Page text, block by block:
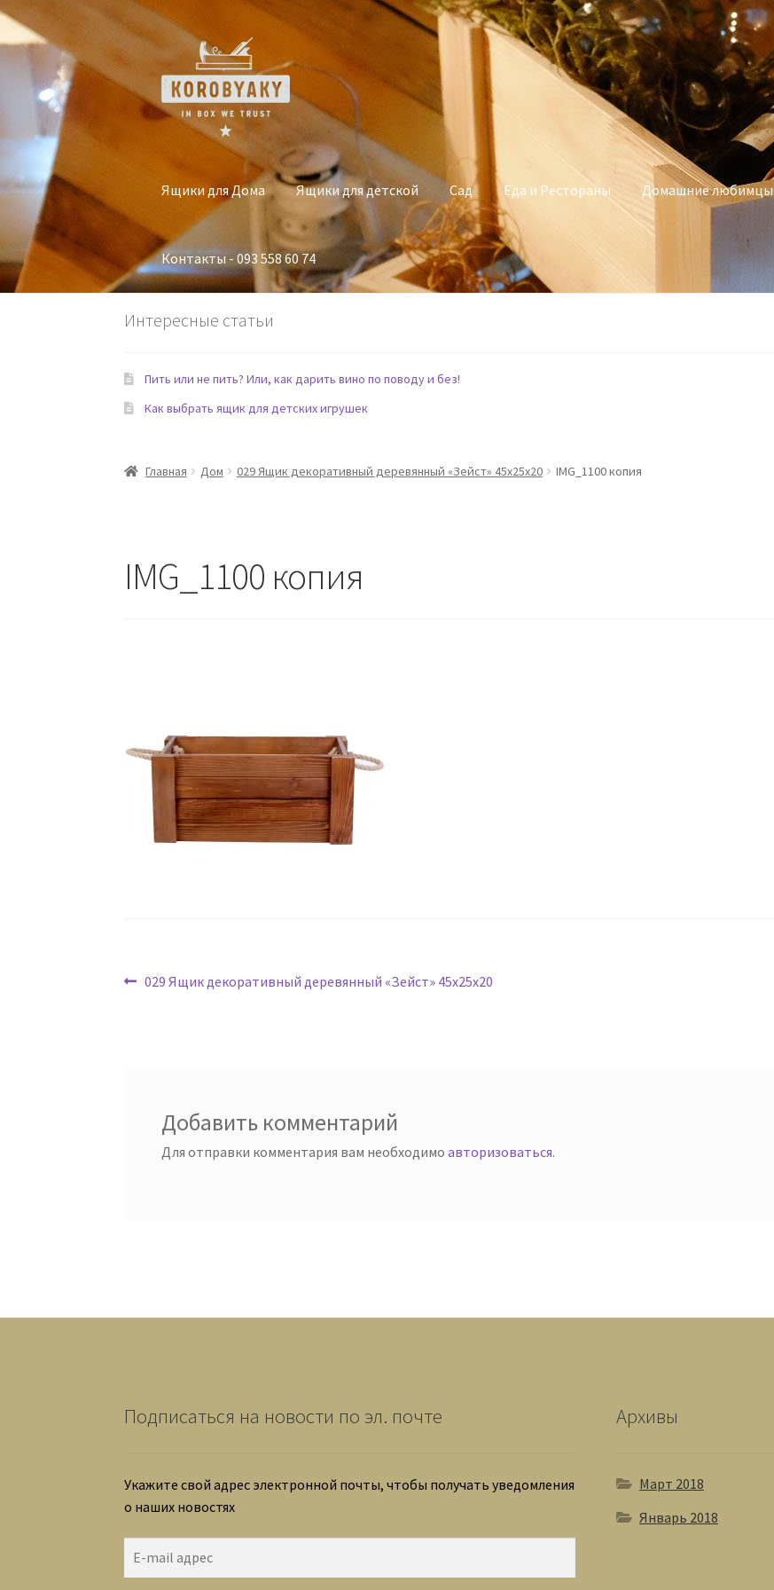
Перейти
навигации
Перейти
содержимому
Ящики для Дома Ящики для детской Сад Еда и Рестораны Домашние любимцы
Контакты - 093 558 60 74
Интересные статьи
Пить или не пить? Или, как дарить вино по поводу и без!
Как выбрать ящик для детских игрушек
Главная Дом 029 Ящик декоративный деревянный «Зейст» 45х25х20 IMG_1100 копия
IMG_1100 копия
Навигация
Предыдущая
029 Ящик декоративный деревянный «Зейст» 45х25х20
Добавить комментарий
Для отправки комментария вам необходимо авторизоваться.
Подписаться на новости по эл. почте
Укажите свой адрес электронной почты, чтобы получать уведомления
о наших новостях
Архивы
Март 2018
Январь 2018